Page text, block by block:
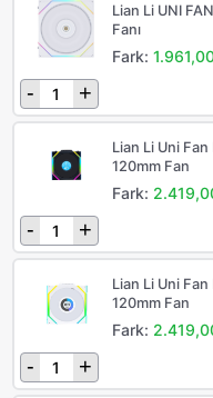
Lian Li UNI
Fanı
Fark:
- +
Lian Li Uni
120mm Fan
Fark:
- +
Lian Li Uni
120mm Fan
Fark:
- +